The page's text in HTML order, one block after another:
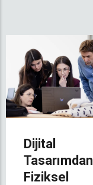
Dijital
Tasarımdan
Fiziksel